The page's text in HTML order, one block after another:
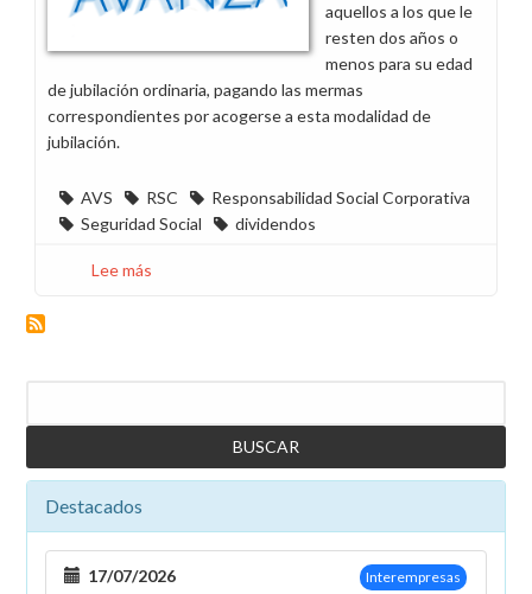
aquellos a los que le
resten dos años o
menos para su edad
de jubilación ordinaria, pagando las mermas
correspondientes por acogerse a esta modalidad de
jubilación.
AVS RSC
Responsabilidad Social Corporativa
Seguridad Social
dividendos
Lee más
están
los
acogidos
al
AVS
Destacados
Interempresas
17/07/2026